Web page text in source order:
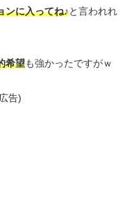
ンに入ってね♪と言われれ
希望も強かったですがｗ
告)